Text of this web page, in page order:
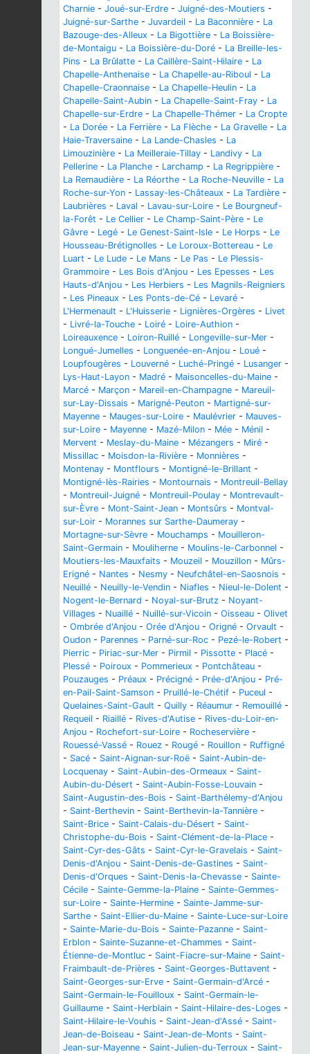
Charnie - Joué-sur-Erdre - Juigné-des-Moutiers -
Juigné-sur-Sarthe - Juvardeil - La Baconnière - La
Bazouge-des-Alleux - La Bigottière - La Boissière-
de-Montaigu - La Boissière-du-Doré - La Breille-les-
Pins - La Brûlatte - La Caillère-Saint-Hilaire - La
Chapelle-Anthenaise - La Chapelle-au-Riboul - La
Chapelle-Craonnaise - La Chapelle-Heulin - La
Chapelle-Saint-Aubin - La Chapelle-Saint-Fray - La
Chapelle-sur-Erdre - La Chapelle-Thémer - La Cropte
- La Dorée - La Ferrière - La Flèche - La Gravelle - La
Haie-Traversaine - La Lande-Chasles - La
Limouzinière - La Meilleraie-Tillay - Landivy - La
Pellerine - La Planche - Larchamp - La Regrippière -
La Remaudière - La Réorthe - La Roche-Neuville - La
Roche-sur-Yon - Lassay-les-Châteaux - La Tardière -
Laubrières - Laval - Lavau-sur-Loire - Le Bourgneuf-
la-Forêt - Le Cellier - Le Champ-Saint-Père - Le
Gâvre - Legé - Le Genest-Saint-Isle - Le Horps - Le
Housseau-Brétignolles - Le Loroux-Bottereau - Le
Luart - Le Lude - Le Mans - Le Pas - Le Plessis-
Grammoire - Les Bois d'Anjou - Les Epesses - Les
Hauts-d'Anjou - Les Herbiers - Les Magnils-Reigniers
- Les Pineaux - Les Ponts-de-Cé - Levaré -
L'Hermenault - L'Huisserie - Lignières-Orgères - Livet
- Livré-la-Touche - Loiré - Loire-Authion -
Loireauxence - Loiron-Ruillé - Longeville-sur-Mer -
Longué-Jumelles - Longuenée-en-Anjou - Loué -
Loupfougères - Louverné - Luché-Pringé - Lusanger -
Lys-Haut-Layon - Madré - Maisoncelles-du-Maine -
Marcé - Marçon - Mareil-en-Champagne - Mareuil-
sur-Lay-Dissais - Marigné-Peuton - Martigné-sur-
Mayenne - Mauges-sur-Loire - Maulévrier - Mauves-
sur-Loire - Mayenne - Mazé-Milon - Mée - Ménil -
Mervent - Meslay-du-Maine - Mézangers - Miré -
Missillac - Moisdon-la-Rivière - Monnières -
Montenay - Montflours - Montigné-le-Brillant -
Montigné-lès-Rairies - Montournais - Montreuil-Bellay
- Montreuil-Juigné - Montreuil-Poulay - Montrevault-
sur-Èvre - Mont-Saint-Jean - Montsûrs - Montval-
sur-Loir - Morannes sur Sarthe-Daumeray -
Mortagne-sur-Sèvre - Mouchamps - Mouilleron-
Saint-Germain - Mouliherne - Moulins-le-Carbonnel -
Moutiers-les-Mauxfaits - Mouzeil - Mouzillon - Mûrs-
Erigné - Nantes - Nesmy - Neufchâtel-en-Saosnois -
Neuillé - Neuilly-le-Vendin - Niafles - Nieul-le-Dolent -
Nogent-le-Bernard - Noyal-sur-Brutz - Noyant-
Villages - Nuaillé - Nuillé-sur-Vicoin - Oisseau - Olivet
- Ombrée d'Anjou - Orée d'Anjou - Origné - Orvault -
Oudon - Parennes - Parné-sur-Roc - Pezé-le-Robert -
Pierric - Piriac-sur-Mer - Pirmil - Pissotte - Placé -
Plessé - Poiroux - Pommerieux - Pontchâteau -
Pouzauges - Préaux - Précigné - Prée-d'Anjou - Pré-
en-Pail-Saint-Samson - Pruillé-le-Chétif - Puceul -
Quelaines-Saint-Gault - Quilly - Réaumur - Remouillé -
Requeil - Riaillé - Rives-d'Autise - Rives-du-Loir-en-
Anjou - Rochefort-sur-Loire - Rocheservière -
Rouessé-Vassé - Rouez - Rougé - Rouillon - Ruffigné
- Sacé - Saint-Aignan-sur-Roë - Saint-Aubin-de-
Locquenay - Saint-Aubin-des-Ormeaux - Saint-
Aubin-du-Désert - Saint-Aubin-Fosse-Louvain -
Saint-Augustin-des-Bois - Saint-Barthélemy-d'Anjou
- Saint-Berthevin - Saint-Berthevin-la-Tannière -
Saint-Brice - Saint-Calais-du-Désert - Saint-
Christophe-du-Bois - Saint-Clément-de-la-Place -
Saint-Cyr-des-Gâts - Saint-Cyr-le-Gravelais - Saint-
Denis-d'Anjou - Saint-Denis-de-Gastines - Saint-
Denis-d'Orques - Saint-Denis-la-Chevasse - Sainte-
Cécile - Sainte-Gemme-la-Plaine - Sainte-Gemmes-
sur-Loire - Sainte-Hermine - Sainte-Jamme-sur-
Sarthe - Saint-Ellier-du-Maine - Sainte-Luce-sur-Loire
- Sainte-Marie-du-Bois - Sainte-Pazanne - Saint-
Erblon - Sainte-Suzanne-et-Chammes - Saint-
Étienne-de-Montluc - Saint-Fiacre-sur-Maine - Saint-
Fraimbault-de-Prières - Saint-Georges-Buttavent -
Saint-Georges-sur-Erve - Saint-Germain-d'Arcé -
Saint-Germain-le-Fouilloux - Saint-Germain-le-
Guillaume - Saint-Herblain - Saint-Hilaire-des-Loges -
Saint-Hilaire-le-Vouhis - Saint-Jean-d'Assé - Saint-
Jean-de-Boiseau - Saint-Jean-de-Monts - Saint-
Jean-sur-Mayenne - Saint-Julien-du-Terroux - Saint-